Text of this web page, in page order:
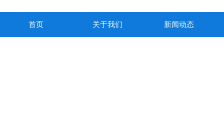
首页 关于我们 新闻动态